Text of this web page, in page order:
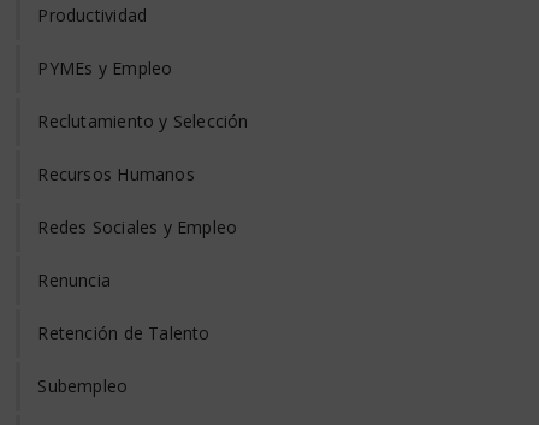
Productividad
PYMEs y Empleo
Reclutamiento y Selección
Recursos Humanos
Redes Sociales y Empleo
Renuncia
Retención de Talento
Subempleo